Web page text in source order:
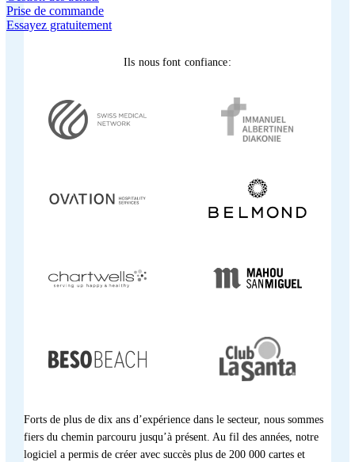
Prise de commande
Essayez gratuitement
Ils nous font confiance:
Forts de plus de dix ans d’expérience dans le secteur, nous sommes
fiers du chemin parcouru jusqu’à présent. Au fil des années, notre
logiciel a permis de créer avec succès plus de 200 000 cartes et